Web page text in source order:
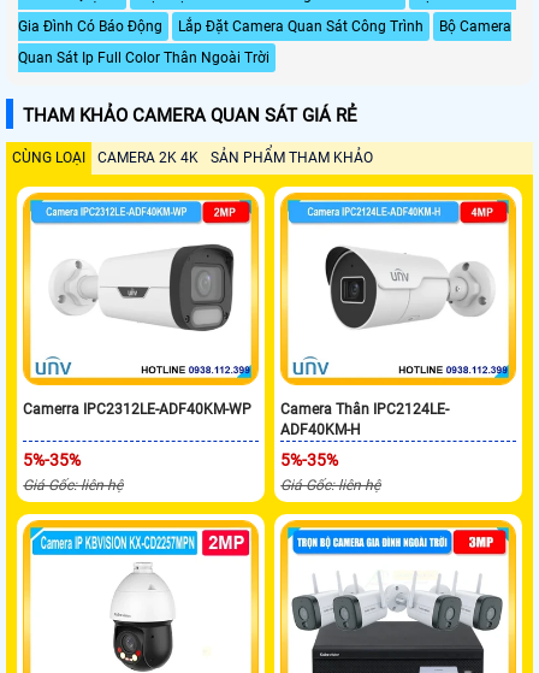
Gia Đình Có Báo Động
Lắp Đặt Camera Quan Sát Công Trình
Bộ Camera
Quan Sát Ip Full Color Thân Ngoài Trời
THAM KHẢO CAMERA QUAN SÁT GIÁ RẺ
CÙNG LOẠI CAMERA 2K 4K SẢN PHẨM THAM KHẢO
Camerra IPC2312LE-ADF40KM-WP
5%-35%
Giá Gốc: liên hệ
Camera Thân IPC2124LE-
ADF40KM-H
5%-35%
Giá Gốc: liên hệ